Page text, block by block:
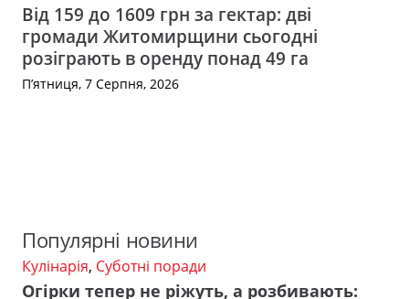
Від 159 до 1609 грн за гектар: дві
громади Житомирщини сьогодні
розіграють в оренду понад 49 га
П’ятниця, 7 Серпня, 2026
Популярні новини
Кулінарія, Суботні поради
Огірки тепер не ріжуть, а розбивають: